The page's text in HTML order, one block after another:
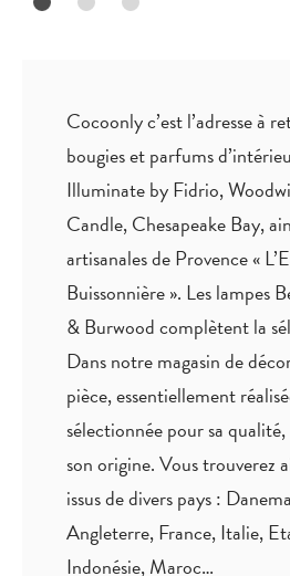
Cocoonly c’est l’adresse à
bougies et parfums
Illuminate by Fidrio,
Candle, Chesapeake Bay,
artisanales de Provence «
Buissonnière ». Les lampes
& Burwood complètent la
Dans notre magasin de
pièce,essentiellement
sélectionnée pour sa
son origine. Vous trouverez
issus de divers pays :
Angleterre, France, Italie,
Indonésie, Maroc…